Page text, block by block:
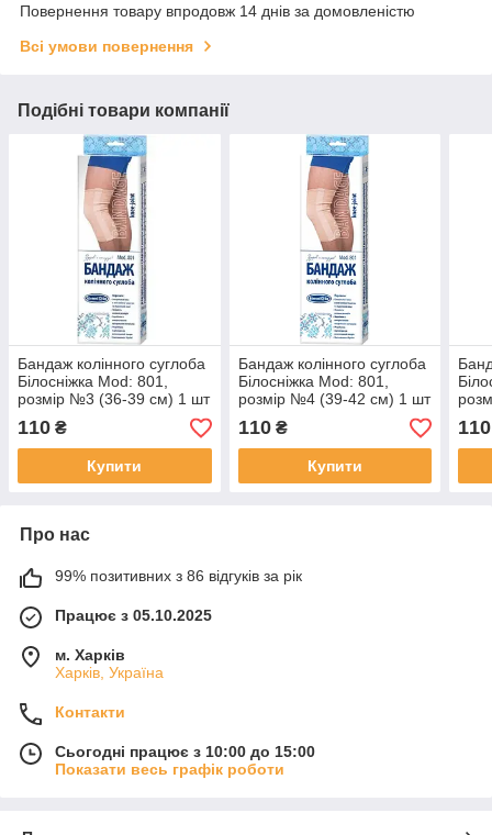
Повернення товару впродовж 14 днів за домовленістю
Всі умови повернення
Подібні товари компанії
Бандаж колінного суглоба
Білосніжка Mod: 801,
розмір №3 (36-39 см) 1 шт
110 ₴
Купити
Бандаж колінного суглоба
Білосніжка Mod: 801,
розмір №4 (39-42 см) 1 шт
110₴
Купити
110
Про нас
99% позитивних з 86 відгуків за рік
Працює з 05.10.2025
м. Харків
Харків, Україна
Контакти
Сьогодні працює з 10:00 до 15:00
Показати весь графік роботи